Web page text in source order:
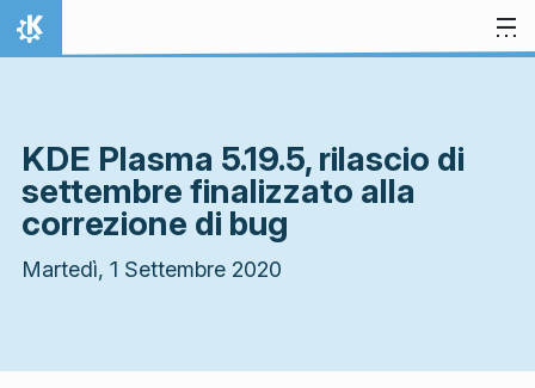
Passa al contenuto
Pagina iniziale
KDE Plasma 5.19.5, rilascio di
settembre finalizzato alla
correzione di bug
Martedì, 1 Settembre 2020